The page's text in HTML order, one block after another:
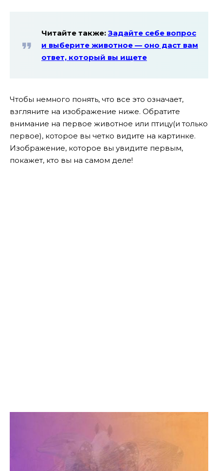
Читайте также: Задайте себе вопрос
и выберите животное — оно даст вам
ответ, который вы ищете
Чтобы немного понять, что все это означает,
взгляните на изображение ниже. Обратите
внимание на первое животное или птицу(и только
первое), которое вы четко видите на картинке.
Изображение, которое вы увидите первым,
покажет, кто вы на самом деле!